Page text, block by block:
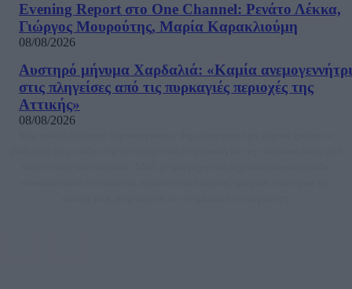
Evening Report στο One Channel: Ρενάτο Λέκκα,
Γιώργος Μουρούτης, Μαρία Καρακλιούμη
08/08/2026
Αυστηρό μήνυμα Χαρδαλιά: «Καμία
στις πληγείσες από τις πυρκαγιές περιοχές της
Αττικής»
08/08/2026